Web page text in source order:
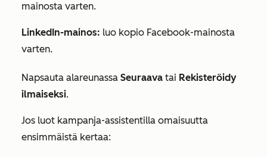
mainosta varten.
LinkedIn-mainos: luo kopio Facebook-mainosta
varten.
Napsauta alareunassa Seuraava tai Rekisteröidy
ilmaiseksi.
Jos luot kampanja-assistentilla omaisuutta
ensimmäistä kertaa: